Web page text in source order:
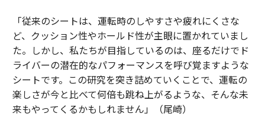
「従来のシートは、運転時のしやすさや疲れにくさな
ど、クッション性やホールド性が主眼に置かれていまし
た。しかし、私たちが目指しているのは、座るだけでド
ライバーの潜在的なパフォーマンスを呼び覚ますような
シートです。この研究を突き詰めていくことで、運転の
楽しさが今と比べて何倍も跳ね上がるような、そんな未
来もやってくるかもしれません」（尾崎）